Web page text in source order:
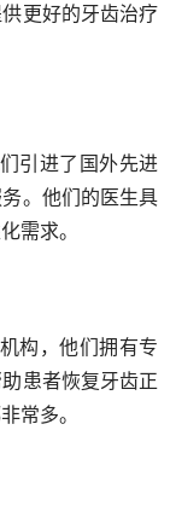
更好的牙齿治疗
。他们的医生具
需求。
患者恢复牙齿正
常多。